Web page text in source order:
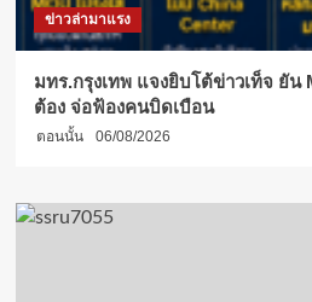
ข่าวล่ามาแรง
มทร.กรุงเทพ แจงยิบโต้ข่าวเท็จ ยัน
ต้อง จ่อฟ้องคนบิดเบือน
ตอนนั้น 06/08/2026